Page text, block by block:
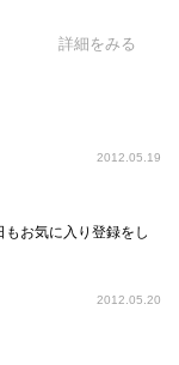
いて完璧な作品
読劇で読んだら
詳細をみる
2012.05.19
お気に入り登録をし
2012.05.20